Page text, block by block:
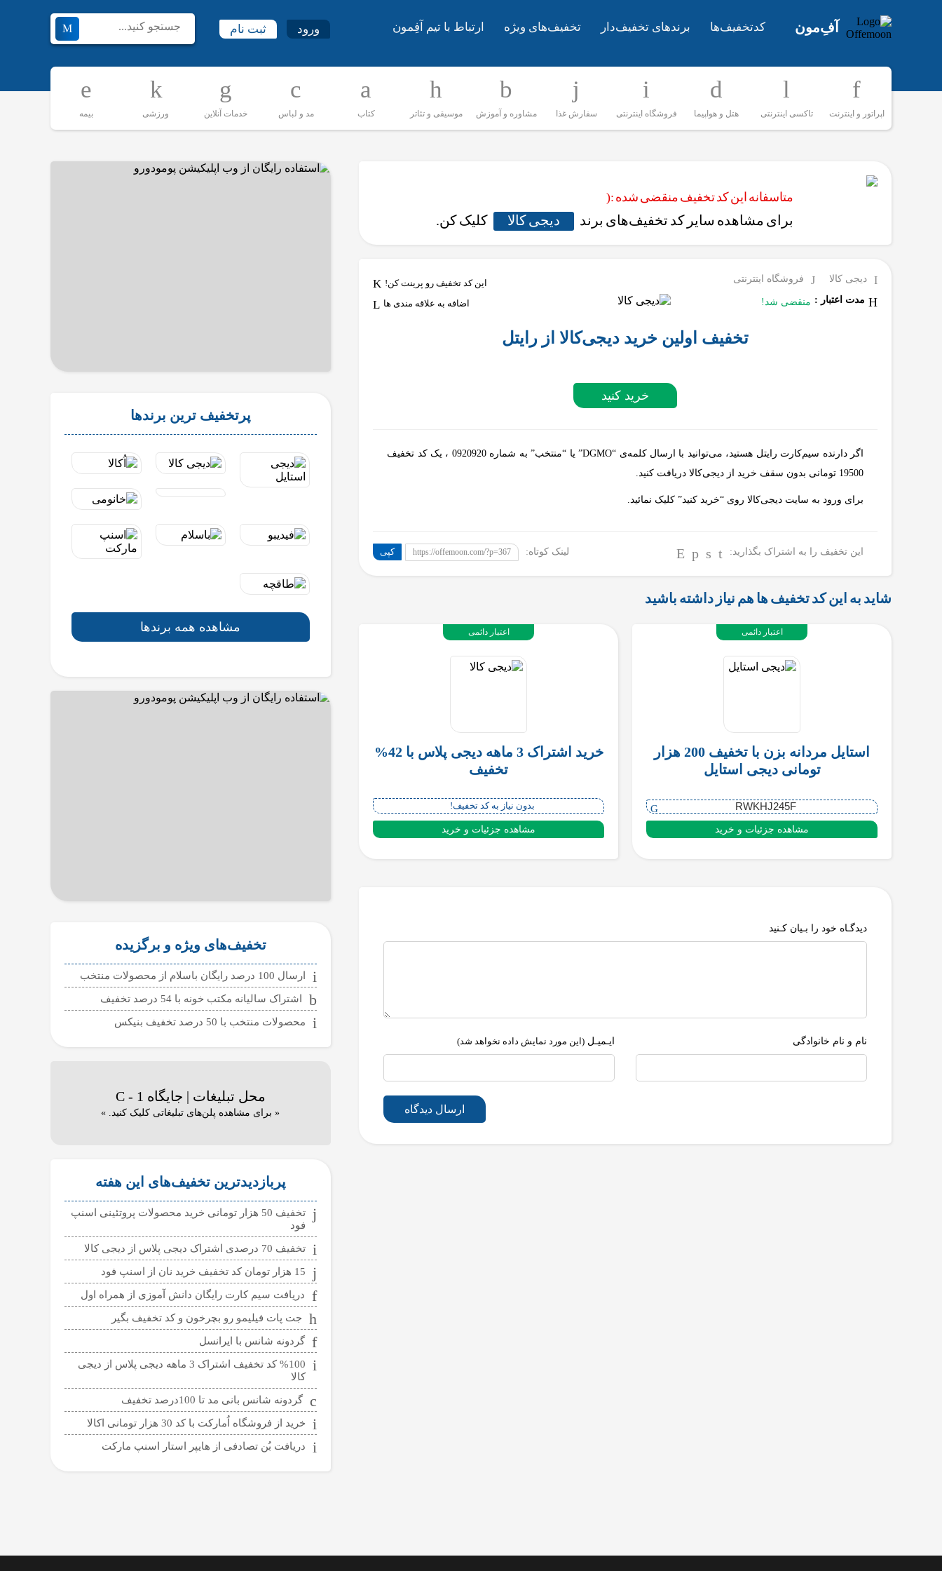
آفِ‌مون کدتخفیف‌ها برندهای تخفیف‌دار تخفیف‌های ویژه ارتباط با تیم آفِمون ورود ثبت نام
اپراتور و اینترنت تاکسی اینترنتی هتل و هواپیما فروشگاه اینترنتی سفارش غذا مشاوره و آموزش موسیقی و تئاتر کتاب مد و لباس خدمات آنلاین ورزشی بیمه
متاسفانه این کد تخفیف منقضی شده :(
برای مشاهده سایر کد تخفیف‌های برند دیجی کالا کلیک کن.
دیجی کالا
فروشگاه اینترنتی
مدت اعتبار : منقضی شد!
این کد تخفیف رو پرینت کن!
اضافه به علاقه مندی ها
تخفیف اولین خرید دیجی‌کالا از رایتل
خرید کنید
اگر دارنده سیم‌کارت رایتل هستید، می‌توانید با ارسال کلمه‌ی “DGMO” یا “منتخب” به شماره 0920920 ، یک کد تخفیف
19500 تومانی بدون سقف خرید از دیجی‌کالا دریافت کنید.
برای ورود به سایت دیجی‌کالا روی “خرید کنید” کلیک نمائید.
این تخفیف را به اشتراک بگذارید: لینک کوتاه: https://offemoon.com/?p=367 کپی
شاید به این کد تخفیف ها هم نیاز داشته باشید
استایل مردانه بزن با تخفیف 200 هزار
تومانی دیجی استایل
RWKHJ245F
مشاهده جزئیات و خرید
اعتبار دائمی
خرید اشتراک 3 ماهه دیجی پلاس با 42%
تخفیف
بدون نیاز به کد تخفیف!
مشاهده جزئیات و خرید
اعتبار دائمی
دیدگـاه خود را بـیان کـنید
نام و نام خانوادگی ایـمیـل (این مورد نمایش داده نخواهد شد)
ارسال دیدگاه
پرتخفیف ترین برندها
مشاهده همه برندها
تخفیف‌های ویژه و برگزیده
ارسال 100 درصد رایگان باسلام از محصولات منتخب
اشتراک سالیانه مکتب خونه با 54 درصد تخفیف
محصولات منتخب با 50 درصد تخفیف بنیکس
محل تبلیغات | جایگاه C - 1
« برای مشاهده پلن‌های تبلیغاتی کلیک کنید. »
پربازدیدترین تخفیف‌های این هفته
تخفیف 50 هزار تومانی خرید محصولات پروتئینی اسنپ
فود
تخفیف 70 درصدی اشتراک دیجی پلاس از دیجی کالا
15 هزار تومان کد تخفیف خرید نان از اسنپ فود
دریافت سیم کارت رایگان دانش آموزی از همراه اول
جت پات فیلیمو رو بچرخون و کد تخفیف بگیر
گردونه شانس با ایرانسل
%100 کد تخفیف اشتراک 3 ماهه دیجی پلاس از دیجی
کالا
گردونه شانس بانی مد تا 100درصد تخفیف
خرید از فروشگاه اُمارکت با کد 30 هزار تومانی اکالا
دریافت بُن تصادفی از هایپر استار اسنپ مارکت